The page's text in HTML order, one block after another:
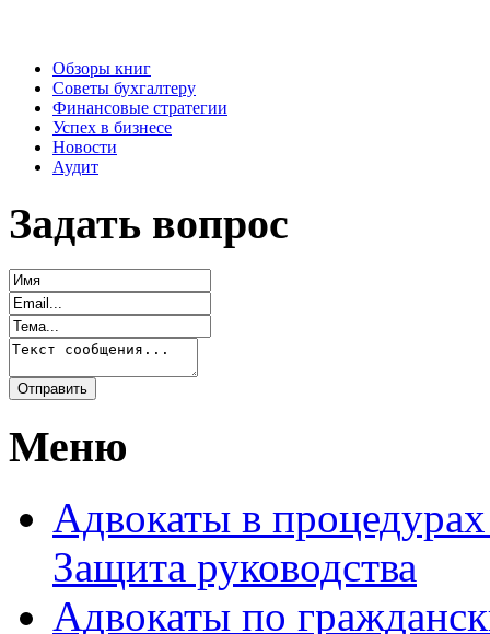
Обзоры книг
Советы бухгалтеру
Финансовые стратегии
Успех в бизнесе
Новости
Аудит
Задать вопрос
Меню
Адвокаты в
Защита руководства
Адвокаты по